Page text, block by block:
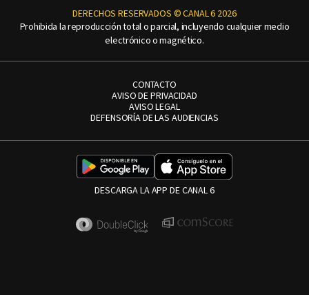
DERECHOS RESERVADOS © CANAL 6 2026
Prohibida la reproducción total o parcial, incluyendo cualquier medio
electrónico o magnético.
CONTACTO
AVISO DE PRIVACIDAD
AVISO LEGAL
DEFENSORÍA DE LAS AUDIENCIAS
DESCARGA LA APP DE CANAL 6